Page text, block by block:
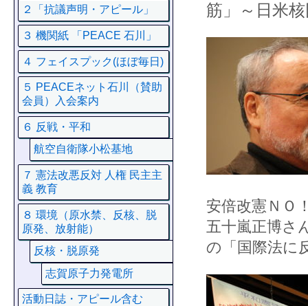
筋」～日米
安倍改憲ＮＯ
五十嵐正博さ
の「国際法に
２「抗議声明・アピール」
３ 機関紙 「PEACE 石川」
４ フェイスプック(ほぼ毎日)
５ PEACEネット石川（賛助
会員）入会案内
６ 反戦・平和
航空自衛隊小松基地
７ 憲法改悪反対 人権 民主主
義 教育
８ 環境（原水禁、反核、脱
原発、放射能）
反核・脱原発
志賀原子力発電所
活動日誌・アピール含む